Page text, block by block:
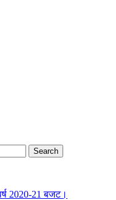
2020-21 बजट।